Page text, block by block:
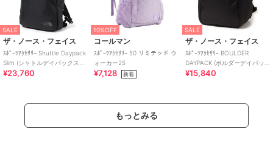
SALE
ザ・ノース・フェイス
ｽﾎﾟｰﾂｱｸｾｻﾘｰ Shuttle Daypack
Slim (シャトルデイパックスリ
ム)
¥23,760
10%OFF
コールマン
ｽﾎﾟｰﾂｱｸｾｻﾘｰ 50 リミテッド ウ
ォーカー25
¥7,128 新着
SALE
ザ・ノース・フェイス
ｽﾎﾟｰﾂｱｸｾｻﾘｰ BOULDER
DAYPACK (ボルダーデイパッ
ク)
¥15,840
もっとみる